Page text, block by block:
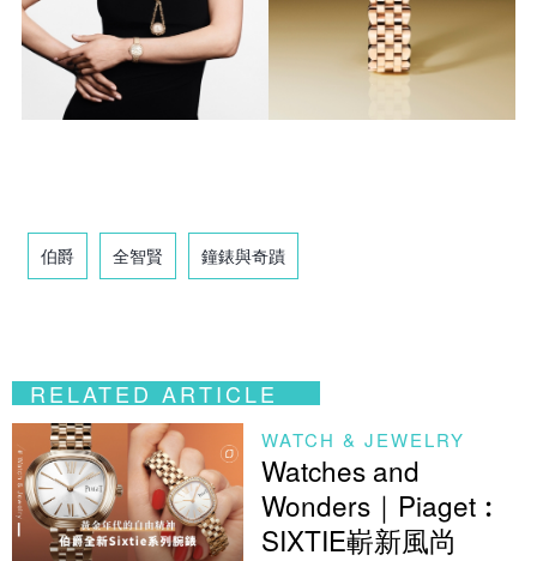
伯爵 全智賢 鐘錶與奇蹟
RELATED ARTICLE
WATCH & JEWELRY
Watches and
Wonders｜Piaget︰
SIXTIE嶄新風尚